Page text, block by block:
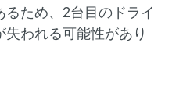
ため、2台目のドライ
われる可能性があり